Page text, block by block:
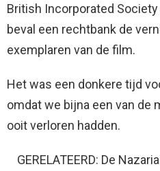
British Incorporated
beval een rechtbank de
exemplaren van de film.
Het was een donkere tijd
omdat we bijna een van de
ooit verloren hadden.
GERELATEERD: De